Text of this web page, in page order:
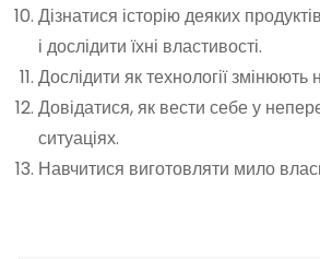
Дізнатися історію деяких
і дослідити їхні властивості.
Дослідити як технології
Довідатися, як вести себе у
ситуаціях.
Навчитися виготовляти мило